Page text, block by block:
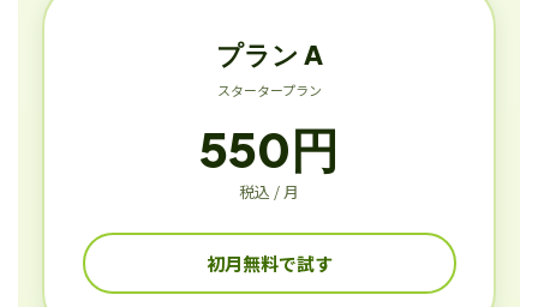
プラン A
スタータープラン
550円
税込 / 月
初月無料で試す